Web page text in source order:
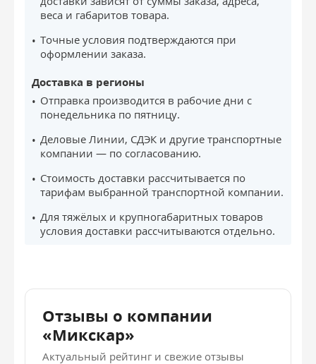
веса и габаритов товара.
Точные условия подтверждаются при
оформлении заказа.
Доставка в регионы
Отправка производится в рабочие дни с
понедельника по пятницу.
Деловые Линии, СДЭК и другие транспортные
компании — по согласованию.
Стоимость доставки рассчитывается по
тарифам выбранной транспортной компании.
Для тяжёлых и крупногабаритных товаров
условия доставки рассчитываются отдельно.
Отзывы о компании
«Микскар»
Актуальный рейтинг и свежие отзывы